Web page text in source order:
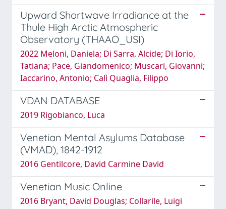
Upward Shortwave Irradiance at the
Thule High Arctic Atmospheric
Observatory (THAAO_USI)
2022 Meloni, Daniela; Di Sarra, Alcide; Di Iorio,
Tatiana; Pace, Giandomenico; Muscari, Giovanni;
Iaccarino, Antonio; Calì Quaglia, Filippo
VDAN DATABASE
2019 Rigobianco, Luca
Venetian Mental Asylums Database
(VMAD), 1842-1912
2016 Gentilcore, David Carmine David
Venetian Music Online
2016 Bryant, David Douglas; Collarile, Luigi